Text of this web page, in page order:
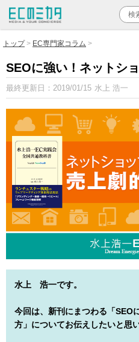
トップ EC専門家コラム
SEOに強い！ネットシ
最終更新日： 2019/01/15 水上 浩一
水上 浩一です。
今回は、新刊にまつわる「SEO
方」についてお伝えしたいと思い